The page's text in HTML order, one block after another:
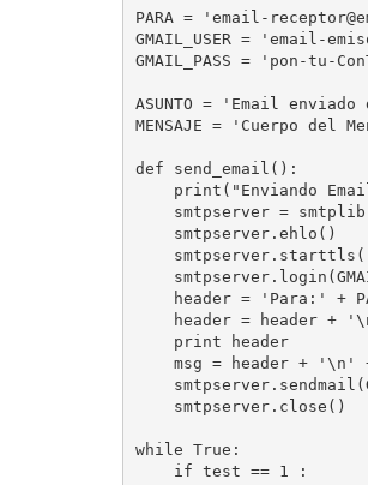
PARA = 'email-
GMAIL_USER = 'email-
GMAIL_PASS = 'pon-tu-
ASUNTO = 'Email enviado
MENSAJE = 'Cuerpo del
def send_email():
print("Enviando
smtpserver =
    smtpserver.ehlo()
header = 'Para:' +
header = header +
    print header
msg = header + '\n'
    smtpserver.close()
while True:
    if test == 1 :